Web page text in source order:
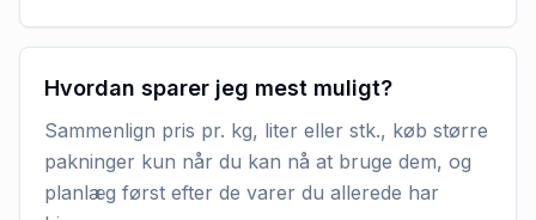
Hvordan sparer jeg mest muligt?
Sammenlign pris pr. kg, liter eller stk., køb større
pakninger kun når du kan nå at bruge dem, og
planlæg først efter de varer du allerede har